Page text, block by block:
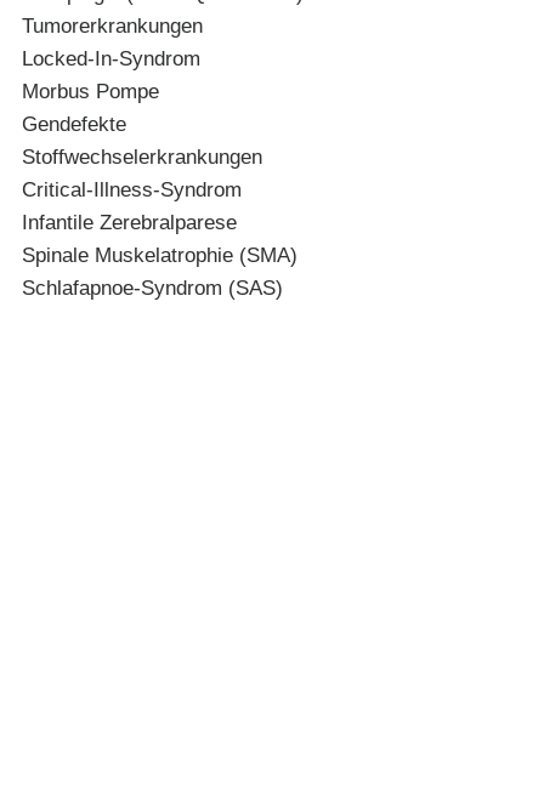
Tumorerkrankungen
Locked-In-Syndrom
Morbus Pompe
Gendefekte
Stoffwechselerkrankungen
Critical-Illness-Syndrom
Infantile Zerebralparese
Spinale Muskelatrophie (SMA)
Schlafapnoe-Syndrom (SAS)